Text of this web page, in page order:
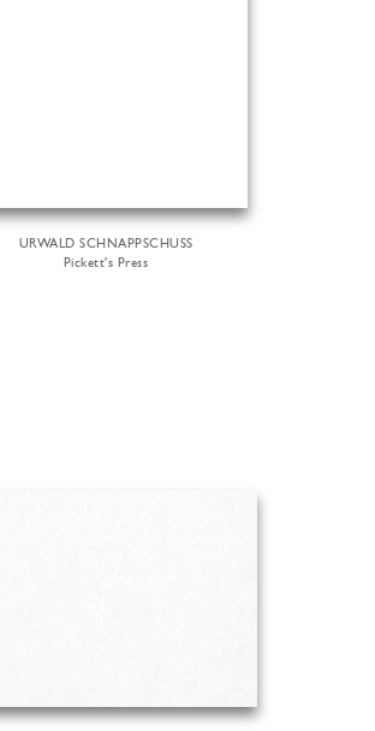
URWALD SCHNAPPSCHUSS
Pickett's Press